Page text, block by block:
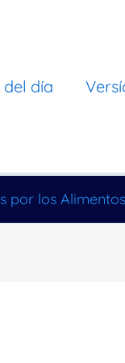
día
por los Alimentos